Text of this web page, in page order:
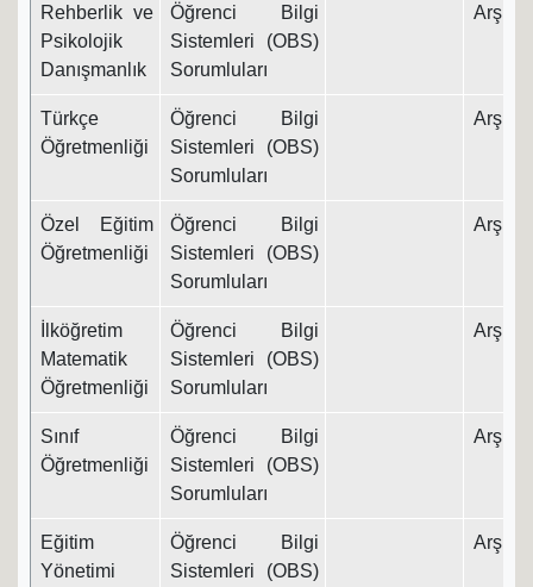
Rehberlik ve
Psikolojik
Danışmanlık
Öğrenci Bilgi
Sistemleri (OBS)
Sorumluları
Arş.
Türkçe
Öğretmenliği
Öğrenci Bilgi
Sistemleri (OBS)
Sorumluları
Arş.
Özel Eğitim
Öğretmenliği
Öğrenci Bilgi
Sistemleri (OBS)
Sorumluları
Arş.
İlköğretim
Matematik
Öğretmenliği
Öğrenci Bilgi
Sistemleri (OBS)
Sorumluları
Arş.
Sınıf
Öğretmenliği
Öğrenci Bilgi
Sistemleri (OBS)
Sorumluları
Arş.
Eğitim
Yönetimi
Öğrenci Bilgi
Sistemleri (OBS)
Arş.